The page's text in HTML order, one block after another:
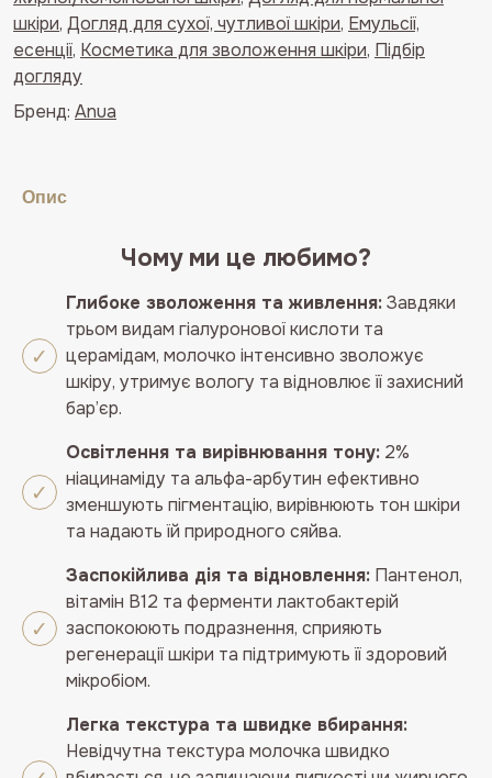
персика
та
ніацинамідом
Peach
Milk(деформоване
шкіри, Догляд для сухої, чутливої шкіри, Емульсії,
есенції, Косметика для зволоження шкіри, Підбір
догляду
Бренд: Anua
Опис
Чому ми це любимо?
Глибоке зволоження та живлення:Завдяки
трьом видам гіалуронової кислоти та
церамідам, молочко інтенсивно зволожує
шкіру, утримує вологу та відновлює її захисний
бар’єр.
Освітлення та вирівнювання тону: 2%
ніацинаміду та альфа-арбутин ефективно
зменшують пігментацію, вирівнюють тон шкіри
та надають їй природного сяйва.
Заспокійлива дія та відновлення: Пантенол,
вітамін B12 та ферменти лактобактерій
заспокоюють подразнення, сприяють
регенерації шкіри та підтримують її здоровий
мікробіом.
Легка текстура та швидке вбирання:
Невідчутна текстура молочка швидко